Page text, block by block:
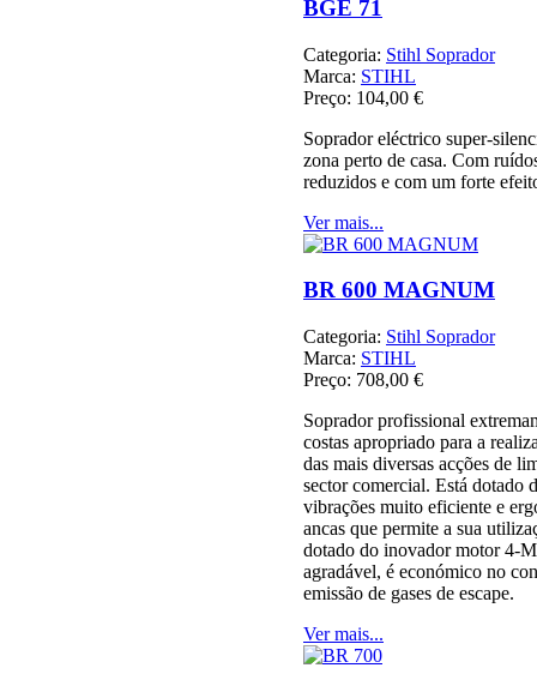
BGE 71
Categoria: Stihl Soprador
Marca: STIHL
Preço: 104,00 €
Soprador eléctrico super-
zona perto de casa. Com
reduzidos e com um forte
Ver mais...
BR 600 MAGNUM
Categoria: Stihl Soprador
Marca: STIHL
Preço: 708,00 €
Soprador profissional
costas apropriado para a
das mais diversas acções de
sector comercial. Está dotado
vibrações muito eficiente e
ancas que permite a sua
dotado do inovador motor 4-
agradável, é económico no
emissão de gases de escape.
Ver mais...